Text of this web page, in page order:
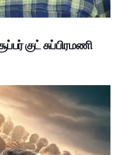
குட் சுப்பிரமணி